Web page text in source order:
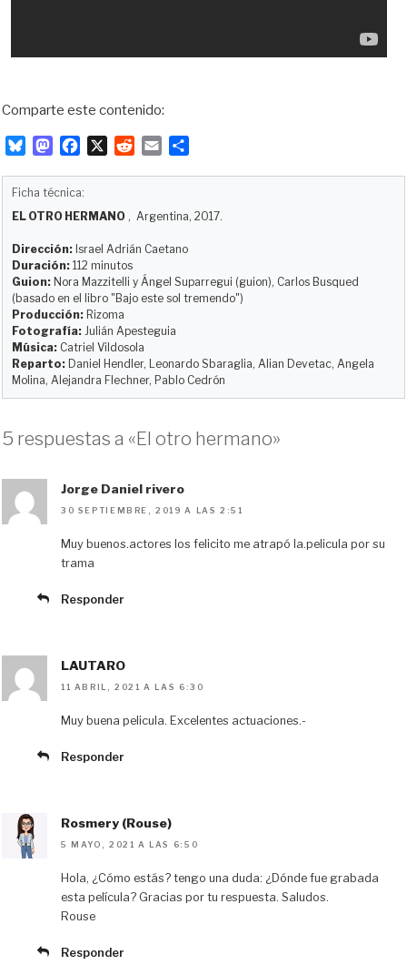
Comparte este contenido:
u
s
k
y
M
o
d
o
n
b
o
o
k
X
i
t
l
a
i
r
Ficha técnica:
EL OTRO HERMANO , Argentina, 2017.
Dirección: Israel Adrián Caetano
Duración: 112 minutos
Guion: Nora Mazzitelli y Ángel Suparregui (guion), Carlos Busqued
(basado en el libro "Bajo este sol tremendo")
Producción: Rizoma
Fotografía: Julián Apesteguia
Música: Catriel Vildosola
Reparto: Daniel Hendler, Leonardo Sbaraglia, Alian Devetac, Angela
Molina, Alejandra Flechner, Pablo Cedrón
5 respuestas a «El otro hermano»
Jorge Daniel rivero
30 SEPTIEMBRE, 2019 A LAS 2:51
Muy buenos.actores los felicito me atrapó la.pelicula por su
trama
Responder
LAUTARO
11 ABRIL, 2021 A LAS 6:30
Muy buena pelicula. Excelentes actuaciones.-
Responder
Rosmery (Rouse)
5 MAYO, 2021 A LAS 6:50
Hola, ¿Cómo estás? tengo una duda: ¿Dónde fue grabada
esta película? Gracias por tu respuesta. Saludos.
Rouse
Responder